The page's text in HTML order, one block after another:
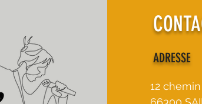
ADRESSE
12